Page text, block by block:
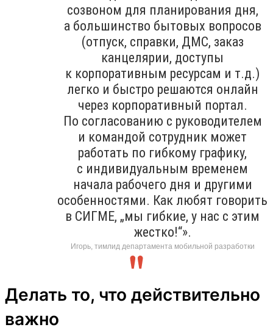
созвоном для планирования дня,
а большинство бытовых вопросов
(отпуск, справки, ДМС, заказ
канцелярии, доступы
к корпоративным ресурсам и т.д.)
легко и быстро решаются онлайн
через корпоративный портал.
По согласованию с руководителем
и командой сотрудник может
работать по гибкому графику,
с индивидуальным временем
начала рабочего дня и другими
особенностями. Как любят говорить
в СИГМЕ, „мы гибкие, у нас с этим
жестко!“».
Игорь, тимлид департамента мобильной разработки
Делать то, что действительно
важно